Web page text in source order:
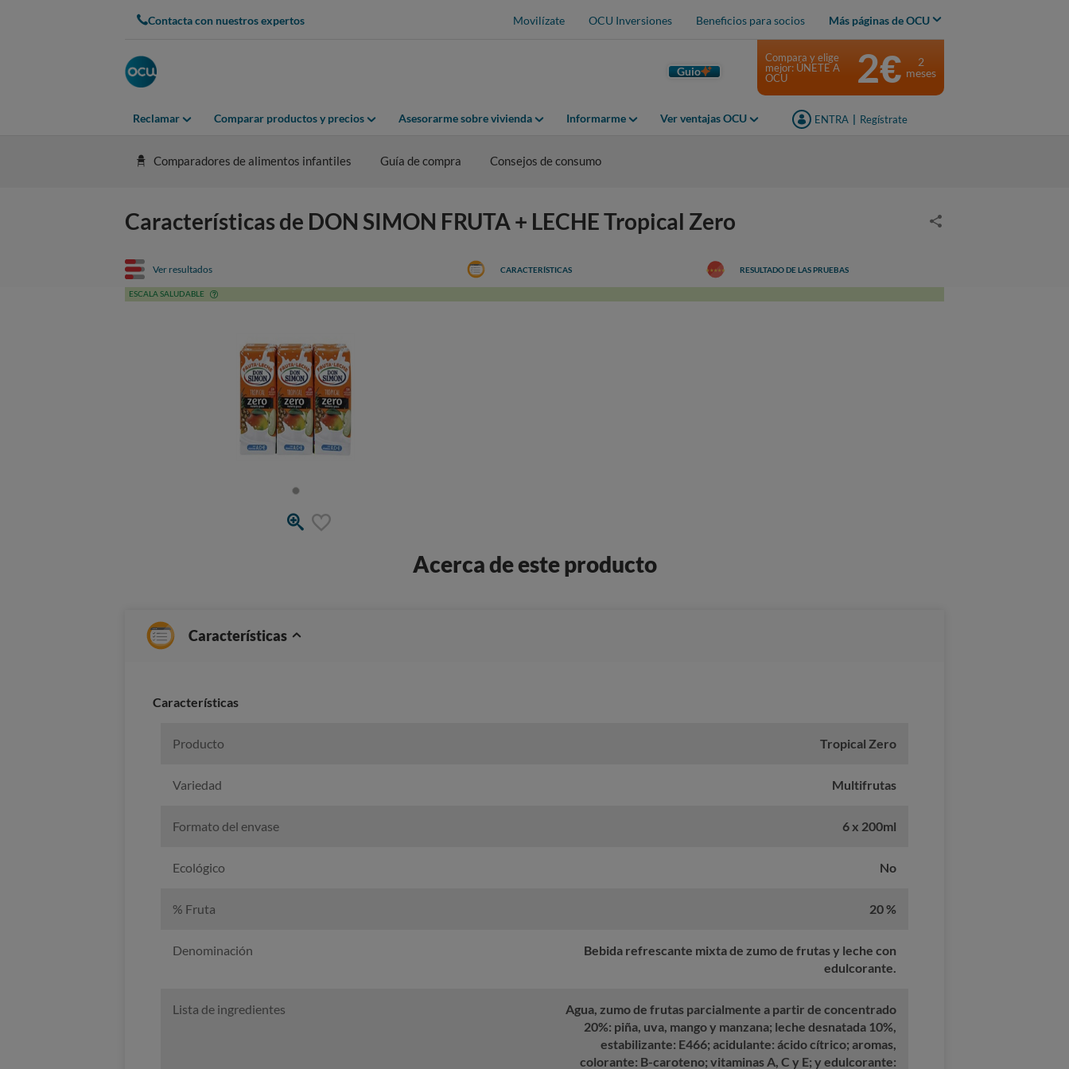
Contacta con nuestros expertos Movilízate OCU Inversiones Beneficios para socios Más páginas de OCU
Guio
Reclamar Comparar productos y precios Asesorarme sobre vivienda Informarme Ver ventajas OCU ENTRA Regístrate
Compara y elige
mejor: ÚNETE A
OCU
2€
2
meses
Comparadores de alimentos infantiles Guía de compra Consejos de consumo
Características de DON SIMON FRUTA + LECHE Tropical Zero
Ver resultados
ESCALA SALUDABLE
CARACTERÍSTICAS RESULTADO DE LAS PRUEBAS
Acerca de este producto
Características
Características
Producto Tropical Zero
Variedad Multifrutas
Formato del envase 6 x 200ml
Ecológico No
% Fruta 20 %
Denominación
Bebida refrescante mixta de zumo de frutas y leche con
edulcorante.
Lista de ingredientes
Agua, zumo de frutas parcialmente a partir de concentrado
20%: piña, uva, mango y manzana; leche desnatada 10%,
estabilizante: E466; acidulante: ácido cítrico; aromas,
colorante: B-caroteno; vitaminas A, C y E; y edulcorante: